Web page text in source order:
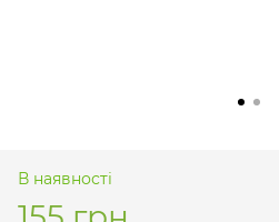
В наявності